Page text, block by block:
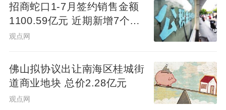
善型需求稳步释放、地价持续上升。其中，
高端住宅细分市场的表现尤为亮眼，也令我
推售更具信心。这些以"Best-in-Class"最优
产品策略打造的风貌别墅，专为追求东方美
学意境与都市静谧庭院生活的高净值客群量
招商蛇口1-7月签约销售金额
1100.59亿元 近期新增7个项
目
观点网
佛山拟协议出让南海区桂城街
道商业地块 总价2.28亿元
观点网